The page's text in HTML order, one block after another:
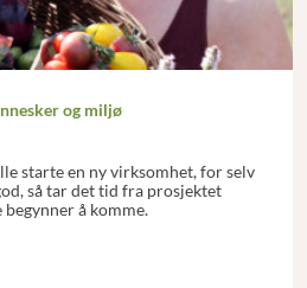
og miljø
starte en ny virksomhet, for selv
så tar det tid fra prosjektet
å komme.